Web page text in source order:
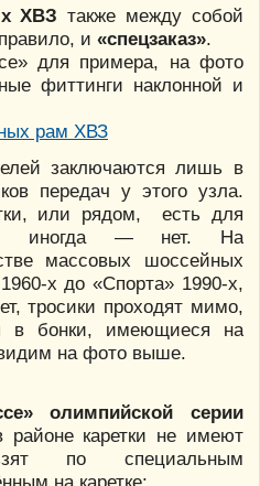
ХВЗ также между собой
и «спецзаказ».
для примера, на фото
фиттинги наклонной и
заключаются лишь в
передач у этого узла.
или рядом, есть для
иногда — нет. На
массовых шоссейных
х до «Спорта» 1990-х,
тросики проходят мимо,
в бонки, имеющиеся на
на фото выше.
олимпийской серии
районе каретки не имеют
по специальным